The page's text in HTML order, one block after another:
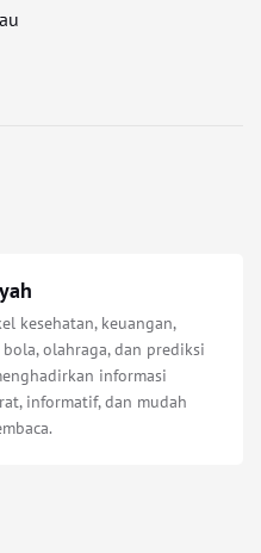
kesehatan, keuangan,
bola, olahraga, dan prediksi
informasi
informatif, dan mudah